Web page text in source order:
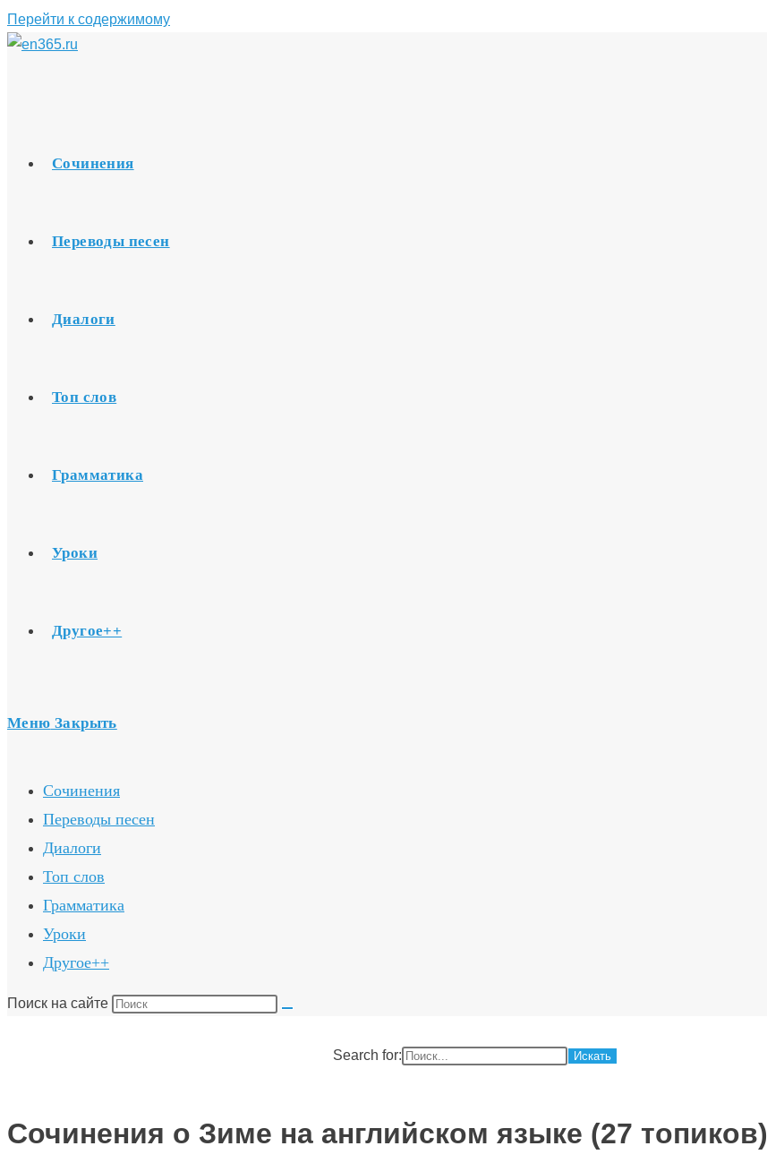
Перейти к содержимому
Сочинения
Переводы песен
Диалоги
Топ слов
Грамматика
Уроки
Другое++
Меню Закрыть
Сочинения
Переводы песен
Диалоги
Топ слов
Грамматика
Уроки
Другое++
Поиск на сайте
Search for:
Сочинения о Зиме на английском языке (27 топиков)